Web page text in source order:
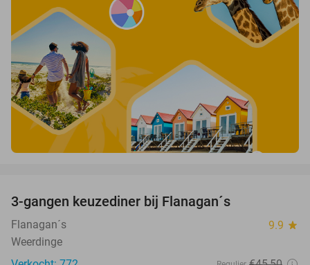
3-gangen keuzediner bij Flanagan´s
Flanagan´s 9.9 star
Weerdinge